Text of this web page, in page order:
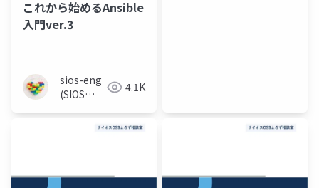
これから始めるAnsible
入門ver.3
sios-eng
(SIOS
4.1K